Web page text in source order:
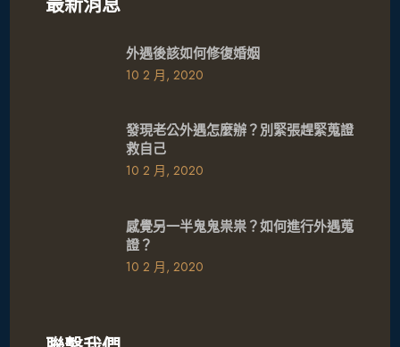
外遇後該如何修復婚姻
10 2 月, 2020
發現老公外遇怎麼辦？別緊張趕緊蒐證
救自己
10 2 月, 2020
感覺另一半鬼鬼祟祟？如何進行外遇蒐
證？
10 2 月, 2020